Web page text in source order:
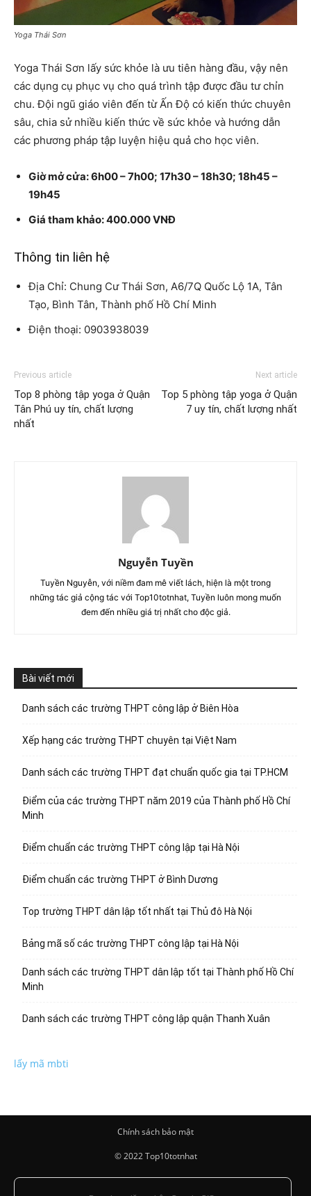
Yoga Thái Sơn
Yoga Thái Sơn lấy sức khỏe là ưu tiên hàng đầu, vậy nên
các dụng cụ phục vụ cho quá trình tập được đầu tư chỉn
chu. Đội ngũ giáo viên đến từ Ấn Độ có kiến thức chuyên
sâu, chia sử nhiều kiến thức về sức khỏe và hướng dẫn
các phương pháp tập luyện hiệu quả cho học viên.
Giờ mở cửa: 6h00 – 7h00; 17h30 – 18h30; 18h45 –
19h45
Giá tham khảo: 400.000 VNĐ
Thông tin liên hệ
Địa Chỉ: Chung Cư Thái Sơn, A6/7Q Quốc Lộ 1A, Tân
Tạo, Bình Tân, Thành phố Hồ Chí Minh
Điện thoại: 0903938039
Previous article
Top 8 phòng tập yoga ở Quận
Tân Phú uy tín, chất lượng
nhất
Next article
Top 5 phòng tập yoga ở Quận
7 uy tín, chất lượng nhất
Nguyễn Tuyền
Tuyền Nguyễn, với niềm đam mê viết lách, hiện là một trong
những tác giả cộng tác với Top10totnhat, Tuyền luôn mong muốn
đem đến nhiều giá trị nhất cho độc giả.
Bài viết mới
Danh sách các trường THPT công lập ở Biên Hòa
Xếp hạng các trường THPT chuyên tại Việt Nam
Danh sách các trường THPT đạt chuẩn quốc gia tại TP.HCM
Điểm của các trường THPT năm 2019 của Thành phố Hồ Chí
Minh
Điểm chuẩn các trường THPT công lập tại Hà Nội
Điểm chuẩn các trường THPT ở Bình Dương
Top trường THPT dân lập tốt nhất tại Thủ đô Hà Nội
Bảng mã số các trường THPT công lập tại Hà Nội
Danh sách các trường THPT dân lập tốt tại Thành phố Hồ Chí
Minh
Danh sách các trường THPT công lập quận Thanh Xuân
lấy mã mbti
Chính sách bảo mật
© 2022 Top10totnhat